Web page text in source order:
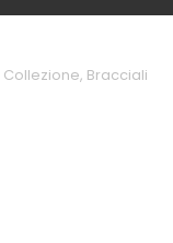
Collezione, Bracciali